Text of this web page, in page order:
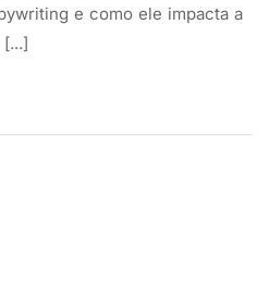
e como ele impacta a